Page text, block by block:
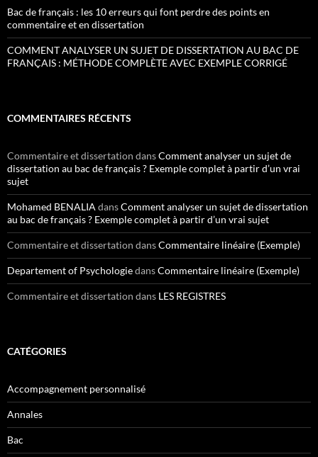
Bac de français : les 10 erreurs qui font perdre des points en
commentaire et en dissertation
COMMENT ANALYSER UN SUJET DE DISSERTATION AU BAC DE
FRANÇAIS : MÉTHODE COMPLÈTE AVEC EXEMPLE CORRIGÉ
COMMENTAIRES RÉCENTS
Commentaire et dissertation dansComment analyser un sujet de
dissertation au bac de français ? Exemple complet à partir d’un vrai
sujet
Mohamed BENALIA dansComment analyser un sujet de dissertation
au bac de français ? Exemple complet à partir d’un vrai sujet
Commentaire et dissertation dansCommentaire linéaire (Exemple)
Departement of PsychologiedansCommentaire linéaire (Exemple)
Commentaire et dissertation dans LES REGISTRES
CATÉGORIES
Accompagnement personnalisé
Annales
Bac